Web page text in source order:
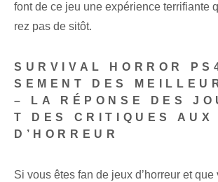
font de ce jeu une expérience terrifiante
rez pas de sitôt.
SURVIVAL HORROR
SEMENT DES
– LA RÉPONSE DES
T DES CRITIQUES AUX
D’HORREUR
Si vous êtes fan de jeux d’horreur et